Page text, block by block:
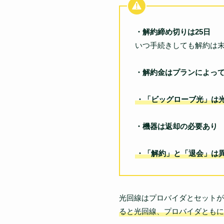
・解約締め切りは25日
いつ手続きしても解約は
・解約金はプランによっ
・「ビッグローブ光」は
・機器は返却の必要あり
・「解約」と「退会」は
光回線はプロバイダとセット
ると光回線、プロバイダとも